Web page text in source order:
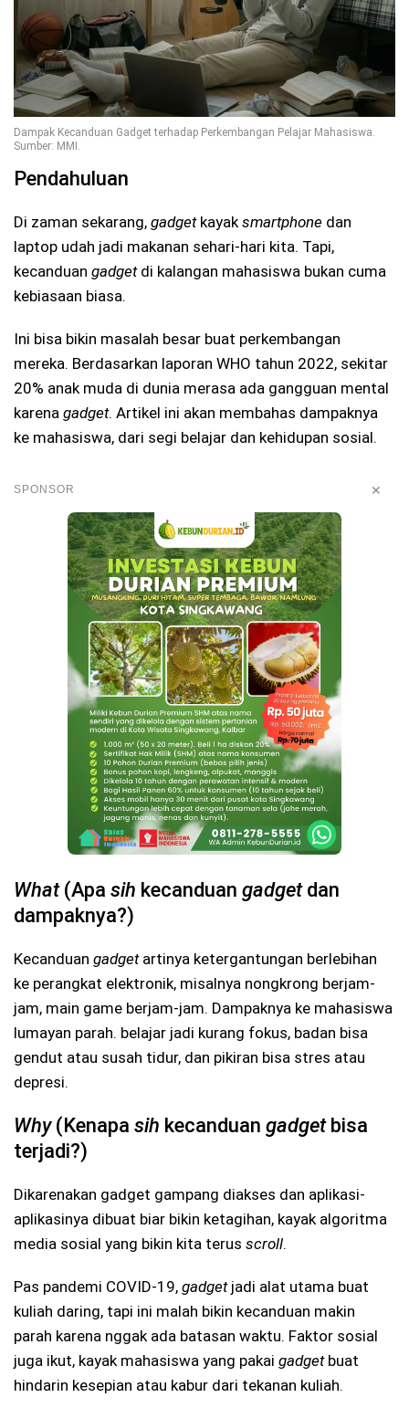
Dampak Kecanduan Gadget terhadap Perkembangan Pelajar Mahasiswa.
Sumber: MMI.
Pendahuluan
Di zaman sekarang, gadgetkayak smartphone dan
laptop udah jadi makanan sehari-hari kita. Tapi,
kecanduan gadgetdi kalangan mahasiswa bukan cuma
kebiasaan biasa.
Ini bisa bikin masalah besar buat perkembangan
mereka. Berdasarkan laporan WHO tahun 2022, sekitar
20% anak muda di dunia merasa ada gangguan mental
karena gadget. Artikel ini akan membahas dampaknya
ke mahasiswa, dari segi belajar dan kehidupan sosial.
SPONSOR ✕
What(Apa sih kecanduan gadgetdan
dampaknya?)
Kecanduan gadgetartinya ketergantungan berlebihan
ke perangkat elektronik, misalnya nongkrong berjam-
jam, main game berjam-jam. Dampaknya ke mahasiswa
lumayan parah. belajar jadi kurang fokus, badan bisa
gendut atau susah tidur, dan pikiran bisa stres atau
depresi.
Why(Kenapa sih kecanduan gadgetbisa
terjadi?)
Dikarenakan gadget gampang diakses dan aplikasi-
aplikasinya dibuat biar bikin ketagihan, kayak algoritma
media sosial yang bikin kita terus scroll.
Pas pandemi COVID-19, gadgetjadi alat utama buat
kuliah daring, tapi ini malah bikin kecanduan makin
parah karena nggak ada batasan waktu. Faktor sosial
juga ikut, kayak mahasiswa yang pakai gadgetbuat
hindarin kesepian atau kabur dari tekanan kuliah.